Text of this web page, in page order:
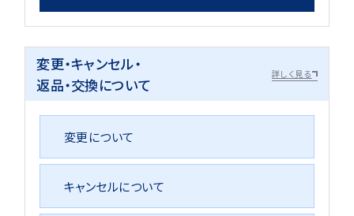
変更・キャンセル・
返品・交換について
詳しく見る
変更について
キャンセルについて